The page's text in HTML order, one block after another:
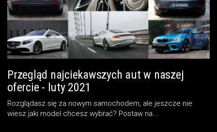
Przegląd najciekawszych aut w naszej
ofercie - luty 2021
Rozglądasz się za nowym samochodem, ale jeszcze nie
wiesz jaki model chcesz wybrać? Postaw na...